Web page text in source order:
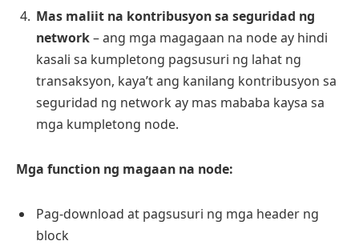
Mas maliit na kontribusyon sa seguridad ng
network– ang mga magagaan na node ay hindi
kasali sa kumpletong pagsusuri ng lahat ng
transaksyon, kaya’t ang kanilang kontribusyon sa
seguridad ng network ay mas mababa kaysa sa
mga kumpletong node.
Mga function ng magaan na node:
Pag-download at pagsusuri ng mga header ng
block